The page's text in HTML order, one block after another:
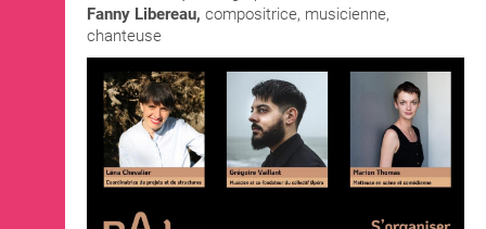
Fanny Libereau, compositrice, musicienne,
chanteuse